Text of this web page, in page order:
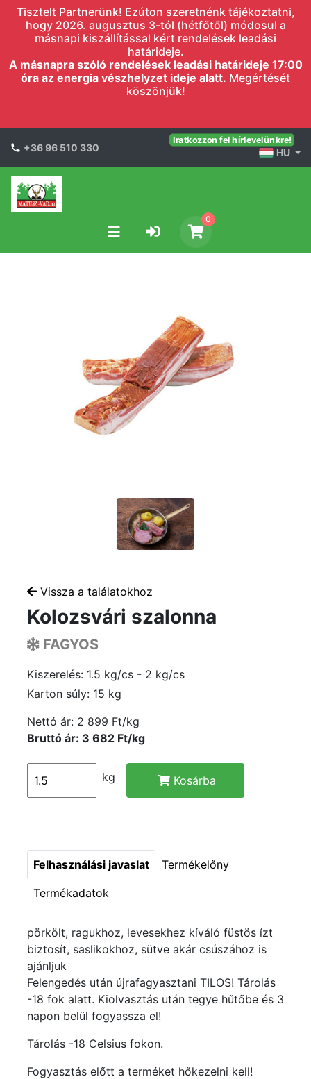
Tisztelt Partnerünk! Ezúton szeretnénk tájékoztatni,
hogy 2026. augusztus 3-tól (hétfőtől) módosul a
másnapi kiszállítással kért rendelések leadási
határideje.
A másnapra szóló rendelések leadási határideje 17:00
óra az energia vészhelyzet ideje alatt. Megértését
köszönjük!
+36 96 510 330
Iratkozzon fel hírlevelünkre!
HU
0
Vissza a találatokhoz
Kolozsvári szalonna
FAGYOS
Kiszerelés: 1.5 kg/cs - 2 kg/cs
Karton súly: 15 kg
Nettó ár: 2 899 Ft/kg
Bruttó ár: 3 682 Ft/kg
kg Kosárba
Felhasználási javaslat Termékelőny
Termékadatok
pörkölt, ragukhoz, levesekhez kíváló füstös ízt
biztosít, saslikokhoz, sütve akár csúszához is
ajánljuk
Felengedés után újrafagyasztani TILOS! Tárolás
-18 fok alatt. Kiolvasztás után tegye hűtőbe és 3
napon belül fogyassza el!
Tárolás -18 Celsius fokon.
Fogyasztás előtt a terméket hőkezelni kell!